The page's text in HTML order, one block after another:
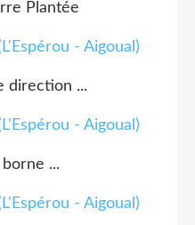
Plantée
direction ...
...